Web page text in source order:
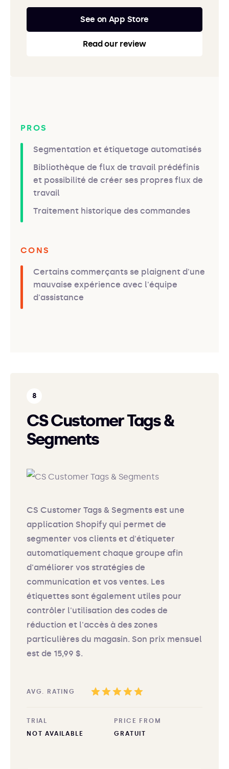
See on App Store
Read our review
PROS
Segmentation et étiquetage automatisés
Bibliothèque de flux de travail prédéfinis
et possibilité de créer ses propres flux de
travail
Traitement historique des commandes
CONS
Certains commerçants se plaignent d'une
mauvaise expérience avec l'équipe
d'assistance
CS Customer Tags &
Segments
CS Customer Tags & Segments est une
application Shopify qui permet de
segmenter vos clients et d'étiqueter
automatiquement chaque groupe afin
d'améliorer vos stratégies de
communication et vos ventes. Les
étiquettes sont également utiles pour
contrôler l'utilisation des codes de
réduction et l'accès à des zones
particulières du magasin. Son prix mensuel
est de 15,99 $.
AVG. RATING
TRIAL
NOT AVAILABLE
PRICE FROM
GRATUIT